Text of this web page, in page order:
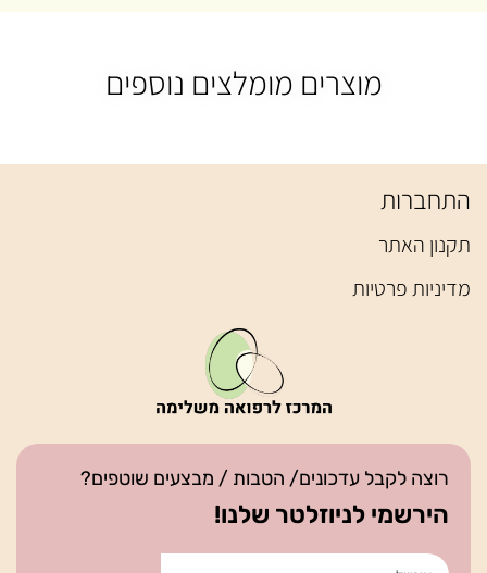
מוצרים מומלצים נוספים
התחברות
תקנון האתר
מדיניות פרטיות
רוצה לקבל עדכונים/ הטבות / מבצעים שוטפים?
הירשמי לניוזלטר שלנו!